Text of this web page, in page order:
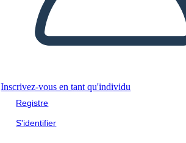
Inscrivez-vous en tant qu'individu
Registre
S'identifier